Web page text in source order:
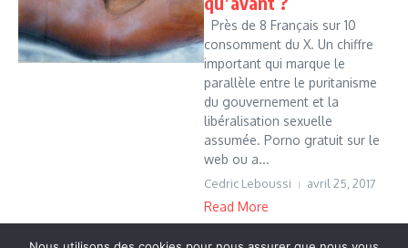
Près de 8 Français sur 10
consomment du X. Un chiffre
important qui marque le
parallèle entre le puritanisme
du gouvernement et la
libéralisation sexuelle
assumée. Porno gratuit sur le
web ou a...
Cedric Leboussi avril 25, 2017
Read More
1 2 3 ... 48